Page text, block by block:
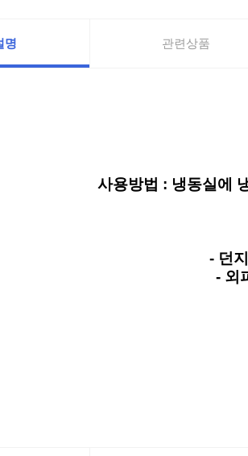
명 관련상품
사용방법 : 냉동실에
- 던
- 외